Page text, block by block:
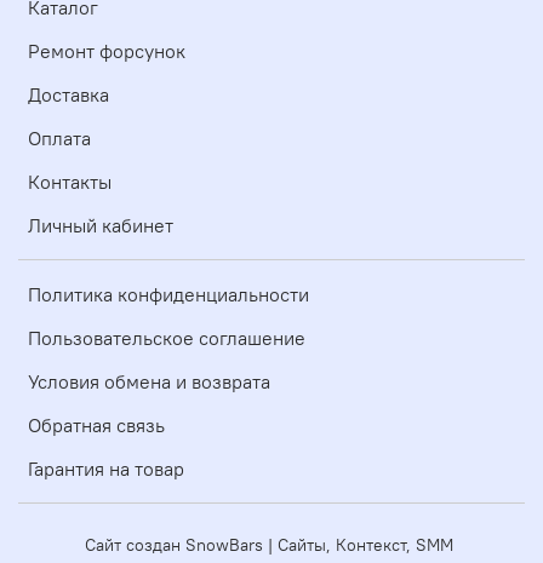
Каталог
Ремонт форсунок
Доставка
Оплата
Контакты
Личный кабинет
Политика конфиденциальности
Пользовательское соглашение
Условия обмена и возврата
Обратная связь
Гарантия на товар
Сайт создан SnowBars | Сайты, Контекст, SMM